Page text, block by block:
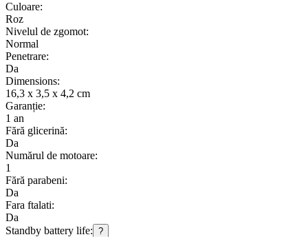
Culoare:
Roz
Nivelul de zgomot:
Normal
Penetrare:
Da
Dimensions:
16,3 x 3,5 x 4,2 cm
Garanție:
1 an
Fără glicerină:
Da
Numărul de motoare:
1
Fără parabeni:
Da
Fara ftalati:
Da
Standby battery life: ?